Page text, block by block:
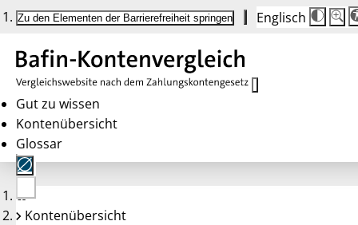
Zu den Elementen der Barrierefreiheit springen Englisch
Die
100
Gut zu wissen
Kontenübersicht
Glossar
Keine
Konten
Kontenübersicht